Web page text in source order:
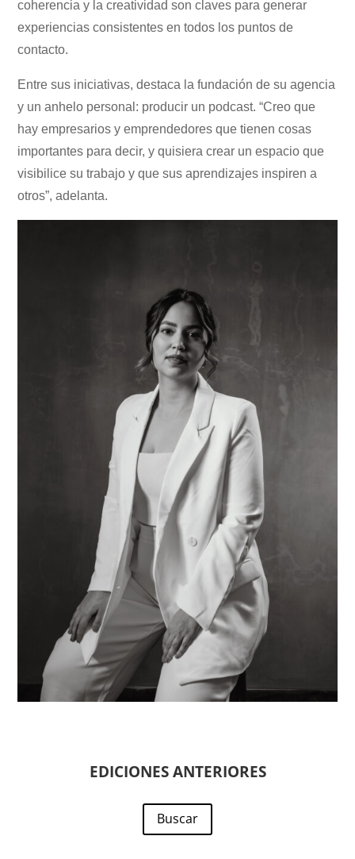
coherencia y la creatividad son claves para generar
experiencias consistentes en todos los puntos de
contacto.
Entre sus iniciativas, destaca la fundación de su agencia
y un anhelo personal: producir un podcast. “Creo que
hay empresarios y emprendedores que tienen cosas
importantes para decir, y quisiera crear un espacio que
visibilice su trabajo y que sus aprendizajes inspiren a
otros”, adelanta.
EDICIONES ANTERIORES
Buscar